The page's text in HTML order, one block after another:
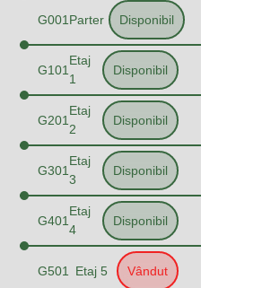
G001 Parter Disponibil
G101
Etaj
1
Disponibil
G201
Etaj
2
Disponibil
G301
Etaj
3
Disponibil
G401
Etaj
4
Disponibil
G501 Etaj 5 Vândut